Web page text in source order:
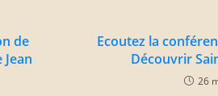
de
Ecoutez la
Découvrir
26